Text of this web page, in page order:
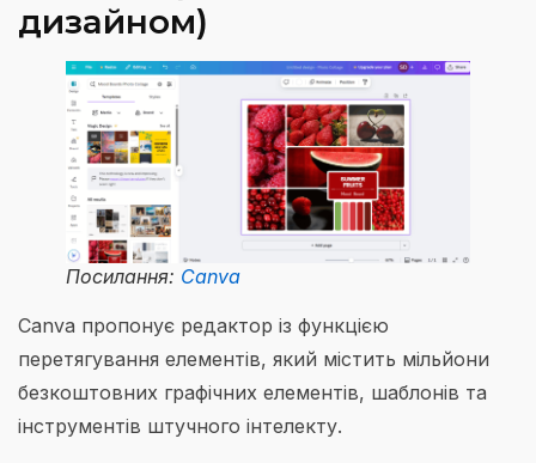
дизайном)
Посилання: Canva
Canva пропонує редактор із функцією
перетягування елементів, який містить мільйони
безкоштовних графічних елементів, шаблонів та
інструментів штучного інтелекту.